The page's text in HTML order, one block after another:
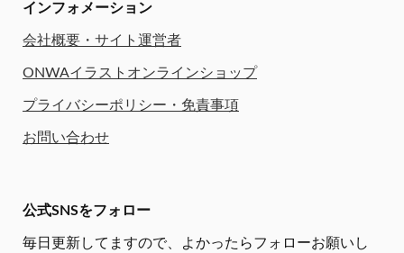
インフォメーション
会社概要・サイト運営者
ONWAイラストオンラインショップ
プライバシーポリシー・免責事項
お問い合わせ
公式SNSをフォロー
毎日更新してますので、
よかったらフォローお願いし